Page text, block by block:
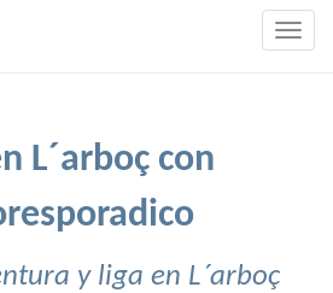
L´arboç con
y liga en L´arboç